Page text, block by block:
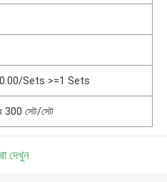
Sets >=1 Sets
300 সেট/সেট
দেখুন